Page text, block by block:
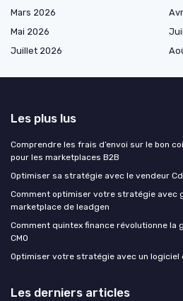
Mars 2026
Mai 2026
Juillet 2026
Les plus lus
Comprendre les frais d’envoi sur le bon
pour les marketplaces B2B
Optimiser sa stratégie avec le vendeur
Comment optimiser votre stratégie avec
marketplace de leadgen
Comment quintex finance révolutionne la
CMO
Optimiser votre stratégie avec un
Les derniers articles